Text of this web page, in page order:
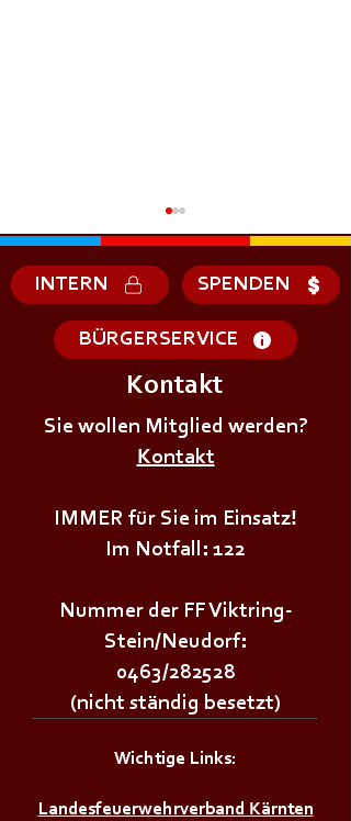
+++𝗗𝗜𝗘𝗡𝗦𝗧𝗔𝗚𝗦Ü𝗕𝗨𝗡𝗚+++
INTERN SPENDEN
BÜRGERSERVICE
Kontakt
Sie wollen Mitglied werden?
Kontakt
IMMER für Sie im Einsatz!
Im Notfall: 122
Nummer der FF Viktring-
Stein/Neudorf:
0463/282528
(nicht ständig besetzt)
Wichtige Links:
Landesfeuerwehrverband Kärnten